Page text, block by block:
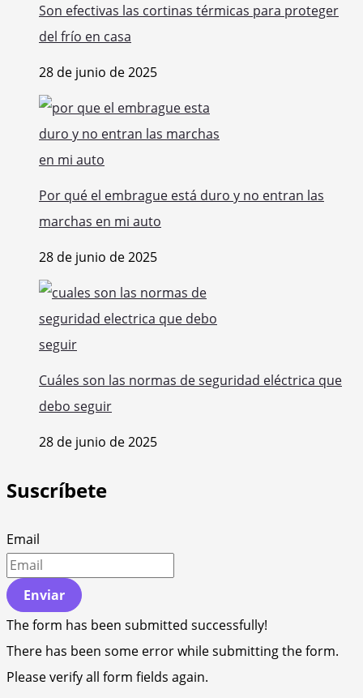
Son efectivas las cortinas térmicas para proteger
del frío en casa
28 de junio de 2025
Por qué el embrague está duro y no entran las
marchas en mi auto
28 de junio de 2025
Cuáles son las normas de seguridad eléctrica que
debo seguir
28 de junio de 2025
Suscríbete
Email
Enviar
The form has been submitted successfully!
There has been some error while submitting the form.
Please verify all form fields again.